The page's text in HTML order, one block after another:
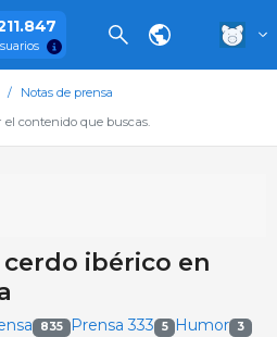
Notas de prensa
contenido que buscas.
ibérico en
835 Prensa 333 5 Humor 3